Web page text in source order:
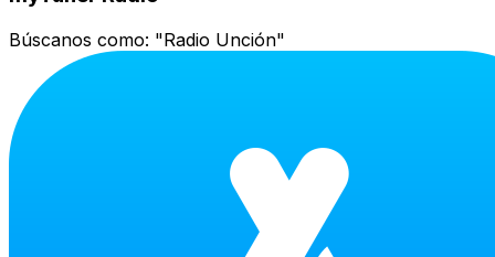
Búscanos como: "Radio Unción"